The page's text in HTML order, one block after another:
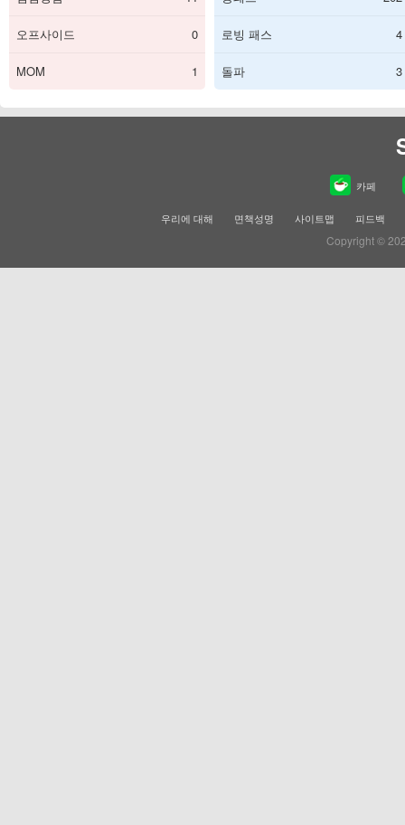
오프사이드 0
MOM 1
로빙 패스 4
돌파 3
카페
우리에 대해 면책성명 사이트맵 피드백
Copyright ©